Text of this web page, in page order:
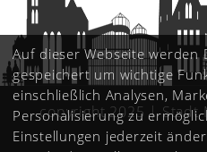
copyright 2025 | Stadt
Auf dieser Webseite werden
gespeichert um wichtige
einschließlich Analysen,
Personalisierung zu
Einstellungen jederzeit